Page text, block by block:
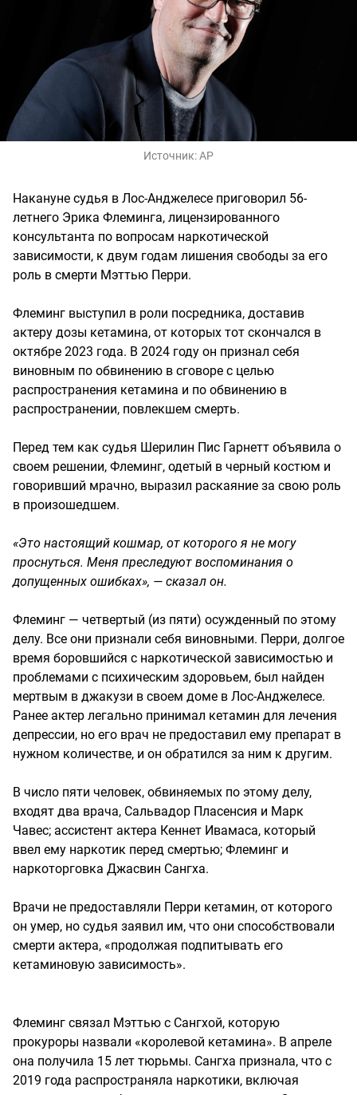
Источник:AP
Накануне судья в Лос-Анджелесе приговорил 56-
летнего Эрика Флеминга, лицензированного
консультанта по вопросам наркотической
зависимости, к двум годам лишения свободы за его
роль в смерти Мэттью Перри.
Флеминг выступил в роли посредника, доставив
актеру дозы кетамина, от которых тот скончался в
октябре 2023 года. В 2024 году он признал себя
виновным по обвинению в сговоре с целью
распространения кетамина и по обвинению в
распространении, повлекшем смерть.
Перед тем как судья Шерилин Пис Гарнетт объявила о
своем решении, Флеминг, одетый в черный костюм и
говоривший мрачно, выразил раскаяние за свою роль
в произошедшем.
«Это настоящий кошмар, от которого я не могу
проснуться. Меня преследуют воспоминания о
допущенных ошибках», — сказал он.
Флеминг — четвертый (из пяти) осужденный по этому
делу. Все они признали себя виновными. Перри, долгое
время боровшийся с наркотической зависимостью и
проблемами с психическим здоровьем, был найден
мертвым в джакузи в своем доме в Лос-Анджелесе.
Ранее актер легально принимал кетамин для лечения
депрессии, но его врач не предоставил ему препарат в
нужном количестве, и он обратился за ним к другим.
В число пяти человек, обвиняемых по этому делу,
входят два врача, Сальвадор Пласенсия и Марк
Чавес; ассистент актера Кеннет Ивамаса, который
ввел ему наркотик перед смертью; Флеминг и
наркоторговка Джасвин Сангха.
Врачи не предоставляли Перри кетамин, от которого
он умер, но судья заявил им, что они способствовали
смерти актера, «продолжая подпитывать его
кетаминовую зависимость».
Флеминг связал Мэттью с Сангхой, которую
прокуроры назвали «королевой кетамина». В апреле
она получила 15 лет тюрьмы. Сангха признала, что с
2019 года распространяла наркотики, включая